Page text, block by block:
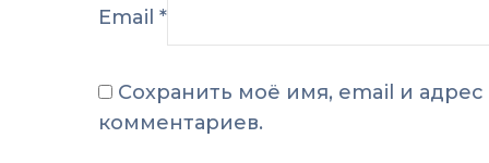
Email *
Сохранить моё имя, email и
комментариев.